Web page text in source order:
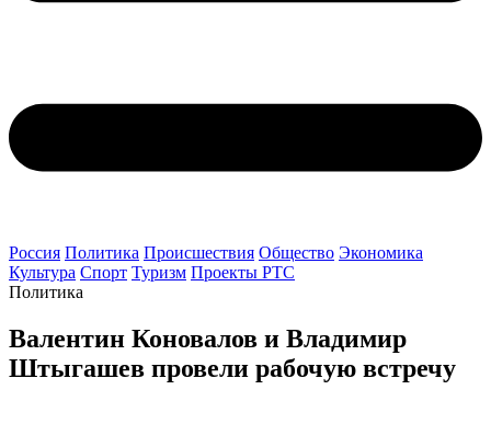
Россия Политика Происшествия Общество Экономика
Культура Спорт Туризм Проекты РТС
Политика
Валентин Коновалов и Владимир
Штыгашев провели рабочую встречу